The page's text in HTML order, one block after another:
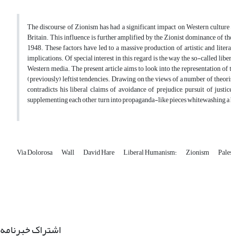
The discourse of Zionism has had a significant impact on Western
Britain. This influence is further amplified by the Zionist dominance of
1948. These factors have led to a massive production of artistic and
implications. Of special interest in this regard is the way the so-called
Western media. The present article aims to look into the representation
(previously) leftist tendencies. Drawing on the views of a number of
contradicts his liberal claims of avoidance of prejudice, pursuit of
supplementing each other, turn into propaganda-like pieces
Via Dolorosa Wall David Hare Zionism
اشتراک خبرنامه